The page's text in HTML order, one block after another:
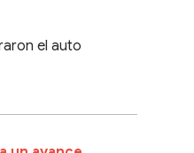
el auto